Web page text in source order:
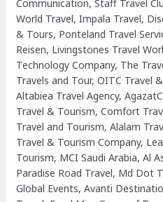
Communication, Staff Travel
World Travel, Impala Travel,
& Tours, Ponteland Travel
Reisen, Livingstones Travel
Technology Company, The
Travels and Tour, OITC Travel
Altabiea Travel Agency,
Travel & Tourism, Comfort
Travel and Tourism, Alalam
Travel & Tourism Company,
Tourism, MCI Saudi Arabia, Al
Paradise Road Travel, Md Dot
Global Events, Avanti